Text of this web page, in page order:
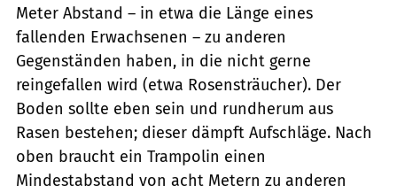
Meter Abstand – in etwa die Länge eines
fallenden Erwachsenen – zu anderen
Gegenständen haben, in die nicht gerne
reingefallen wird (etwa Rosensträucher). Der
Boden sollte eben sein und rundherum aus
Rasen bestehen; dieser dämpft Aufschläge. Nach
oben braucht ein Trampolin einen
Mindestabstand von acht Metern zu anderen